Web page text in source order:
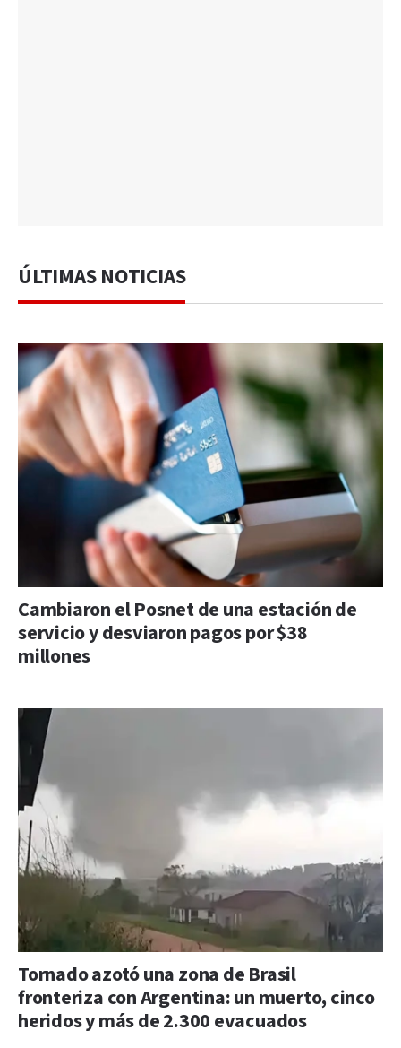
ÚLTIMAS NOTICIAS
Cambiaron el Posnet de una estación de
servicio y desviaron pagos por $38
millones
Tornado azotó una zona de Brasil
fronteriza con Argentina: un muerto, cinco
heridos y más de 2.300 evacuados